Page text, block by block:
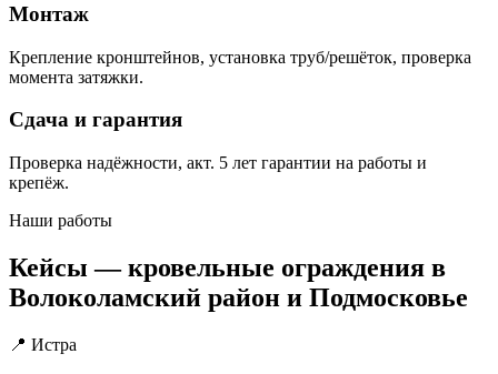
Монтаж
Крепление кронштейнов, установка труб/решёток, проверка
момента затяжки.
Сдача и гарантия
Проверка надёжности, акт. 5 лет гарантии на работы и
крепёж.
Наши работы
Кейсы — кровельные ограждения в
Волоколамский район и Подмосковье
📍 Истра